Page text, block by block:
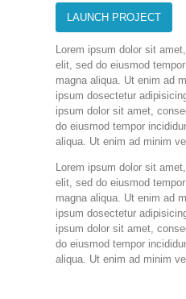
LAUNCH PROJECT
Lorem ipsum dolor sit
elit, sed do eiusmod
magna aliqua. Ut enim ad
ipsum dosectetur
ipsum dolor sit amet,
do eiusmod tempor
aliqua. Ut enim ad minim
Lorem ipsum dolor sit
elit, sed do eiusmod
magna aliqua. Ut enim ad
ipsum dosectetur
ipsum dolor sit amet,
do eiusmod tempor
aliqua. Ut enim ad minim